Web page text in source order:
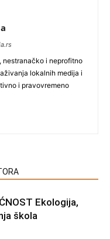
nestranačko i neprofitno
lokalnih medija i
i pravovremeno
Ekologija,
škola